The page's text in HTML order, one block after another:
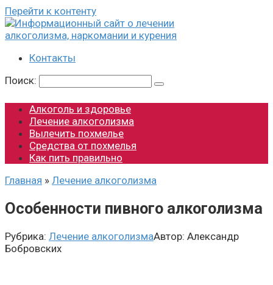
Перейти к контенту
Контакты
Поиск:
Алкоголь и здоровье
Лечение алкоголизма
Вылечить похмелье
Средства от похмелья
Как пить правильно
Главная » Лечение алкоголизма
Особенности пивного алкоголизма
Рубрика: Лечение алкоголизмаАвтор: Александр
Бобровских